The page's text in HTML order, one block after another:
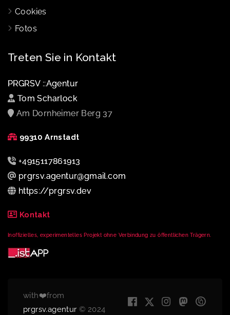
Cookies
Fotos
Treten Sie in Kontakt
PRGRSV ::Agentur
Tom Scharlock
Am Dornheimer Berg 37
99310 Arnstadt
+4915117861913
prgrsv.agentur@gmail.com
https://prgrsv.dev
Kontakt
Inoffizielles, experimentelles Projekt ohne Verbindung zu öffentlichen Trägern.
with❤️from
prgrsv.agentur © 2024